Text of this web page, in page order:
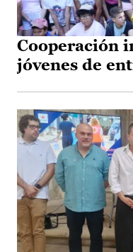
Cooperación
jóvenes de